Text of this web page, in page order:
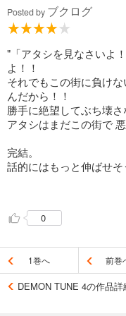
てなかった。‬
ラストバトルのフラン
う。「立ち向かうこと」
Posted by ブクログ
"「アタシを見なさいよ
よ！！
それでもこの街に負け
んだから！！
勝手に絶望してぶち壊
アタシはまだこの街で
完結。
話的にはもっと伸ばせ
どのキャラも良かった
ぁ。
あああ何かないかとト
ラえもんと一緒で思わず
最後のフランの決意、
0
1巻へ 前巻
DEMON TUNE 4の作品詳